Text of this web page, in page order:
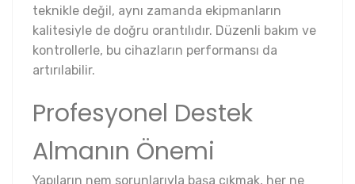
teknikle değil, aynı zamanda ekipmanların
kalitesiyle de doğru orantılıdır. Düzenli bakım ve
kontrollerle, bu cihazların performansı da
artırılabilir.
Profesyonel Destek
Almanın Önemi
Yapıların nem sorunlarıyla başa çıkmak, her ne